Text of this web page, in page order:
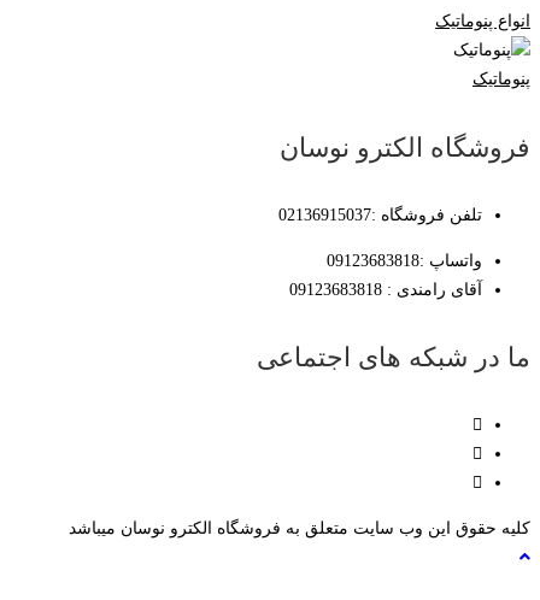
انواع پنوماتیک
پنوماتیک
فروشگاه الکترو نوسان
تلفن فروشگاه :02136915037
واتساپ :09123683818
آقای رامندی : 09123683818
ما در شبکه های اجتماعی
کلیه حقوق این وب سایت متعلق به فروشگاه الکترو نوسان میباشد